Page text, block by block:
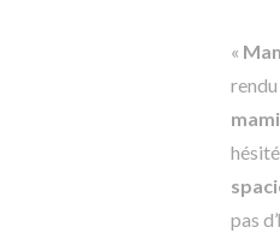
«
pas